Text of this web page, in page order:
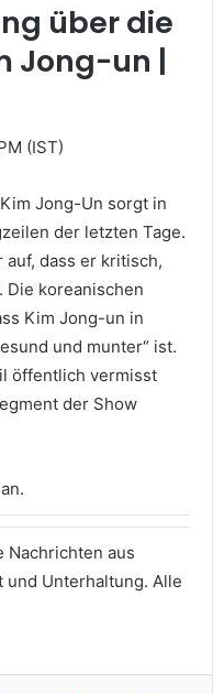
über die
Jong-un |
(IST)
Jong-Un sorgt in
der letzten Tage.
dass er kritisch,
Die koreanischen
Kim Jong-un in
und munter“ ist.
öffentlich vermisst
der Show
Nachrichten aus
Unterhaltung. Alle